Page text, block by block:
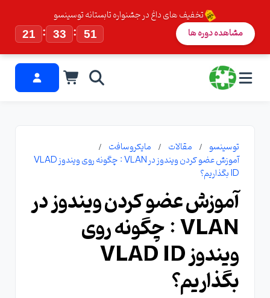
تخفیف های داغ در جشنواره تابستانه توسینسو
21
: 33 : 51 مشاهده دوره ها
توسینسو مقالات
مایکروسافت
آموزش عضو کردن ویندوز در VLAN : چگونه روی ویندوز VLAD
ID بگذاریم؟
آموزش عضو کردن ویندوز در
VLAN : چگونه روی
ویندوز VLAD ID
بگذاریم؟